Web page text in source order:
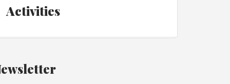
Activities